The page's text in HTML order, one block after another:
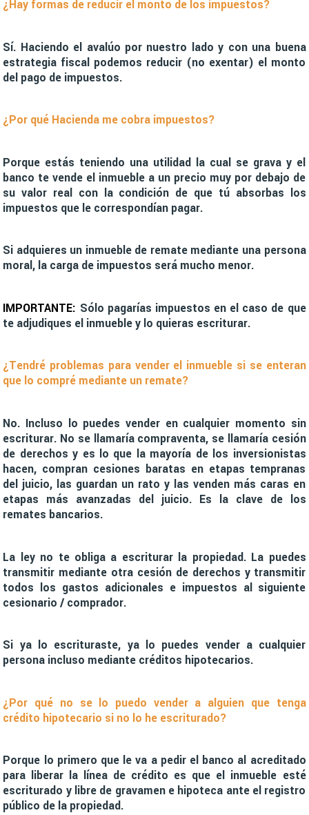
¿Hay formas de reducir el monto de los impuestos?
Sí. Haciendo el avalúo por nuestro lado y con una buena
estrategia fiscal podemos reducir (no exentar) el monto
del pago de impuestos.
¿Por qué Hacienda me cobra impuestos?
Porque estás teniendo una utilidad la cual se grava y el
banco te vende el inmueble a un precio muy por debajo de
su valor real con la condición de que tú absorbas los
impuestos que le correspondían pagar.
Si adquieres un inmueble de remate mediante una persona
moral, la carga de impuestos será mucho menor.
IMPORTANTE: Sólo pagarías impuestos en el caso de que
te adjudiques el inmueble y lo quieras escriturar.
¿Tendré problemas para vender el inmueble si se enteran
que lo compré mediante un remate?
No. Incluso lo puedes vender en cualquier momento sin
escriturar. No se llamaría compraventa, se llamaría cesión
de derechos y es lo que la mayoría de los inversionistas
hacen, compran cesiones baratas en etapas tempranas
del juicio, las guardan un rato y las venden más caras en
etapas más avanzadas del juicio. Es la clave de los
remates bancarios.
La ley no te obliga a escriturar la propiedad. La puedes
transmitir mediante otra cesión de derechos y transmitir
todos los gastos adicionales e impuestos al siguiente
cesionario / comprador.
Si ya lo escrituraste, ya lo puedes vender a cualquier
persona incluso mediante créditos hipotecarios.
¿Por qué no se lo puedo vender a alguien que tenga
crédito hipotecario si no lo he escriturado?
Porque lo primero que le va a pedir el banco al acreditado
para liberar la línea de crédito es que el inmueble esté
escriturado y libre de gravamen e hipoteca ante el registro
público de la propiedad.